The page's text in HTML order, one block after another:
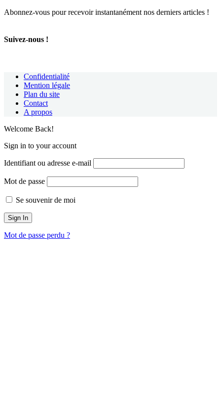
Abonnez-vous pour recevoir instantanément nos derniers articles !
Suivez-nous !
Confidentialité
Mention légale
Plan du site
Contact
A propos
Welcome Back!
Sign in to your account
Identifiant ou adresse e-mail
Mot de passe
Se souvenir de moi
Mot de passe perdu ?